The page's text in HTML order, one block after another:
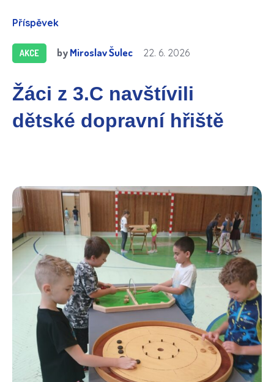
Příspěvek
AKCE byMiroslav Šulec 22. 6. 2026
Žáci z 3.C navštívili
dětské dopravní hřiště